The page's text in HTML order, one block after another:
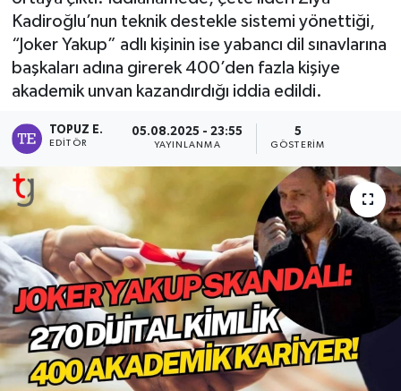
Kadiroğlu’nun teknik destekle sistemi yönettiği,
“Joker Yakup” adlı kişinin ise yabancı dil sınavlarına
başkaları adına girerek 400’den fazla kişiye
akademik unvan kazandırdığı iddia edildi.
TOPUZ E.
EDITÖR
05.08.2025 - 23:55
YAYINLANMA
5
GÖSTERIM